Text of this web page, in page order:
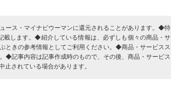
ース・マイナビウーマンに還元されることがあります。◆特
載します。◆紹介している情報は、必ずしも個々の商品・サ
ときの参考情報としてご利用ください。◆商品・サービスス
◆記事内容は記事作成時のもので、その後、商品・サービス
されている場合があります。